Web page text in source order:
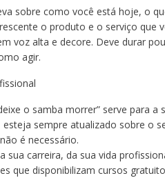
sobre como você está hoje, o
o produto e o serviço que
voz alta e decore. Deve durar
agir.
o samba morrer” serve para a
esteja sempre atualizado sobre o
é necessário.
sua carreira, da sua vida
que disponibilizam cursos